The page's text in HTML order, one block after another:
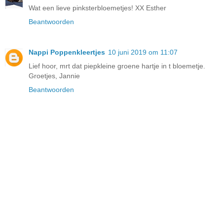
Wat een lieve pinksterbloemetjes! XX Esther
Beantwoorden
Nappi Poppenkleertjes 10 juni 2019 om 11:07
Lief hoor, mrt dat piepkleine groene hartje in t bloemetje.
Groetjes, Jannie
Beantwoorden